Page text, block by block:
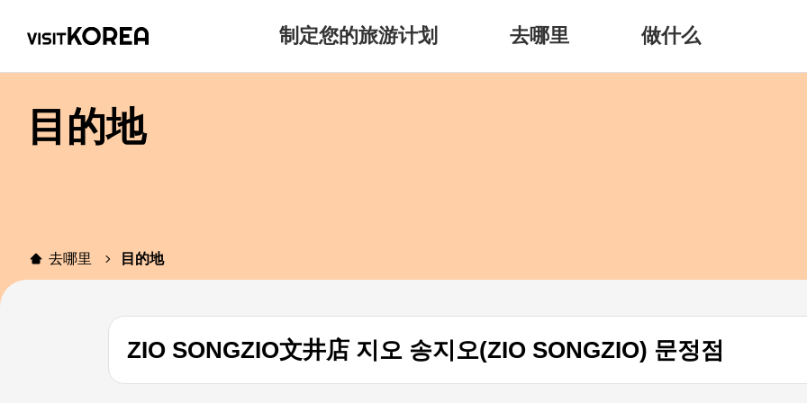
制定您的旅游计划 去哪里 做什么
目的地
去哪里 目的地
ZIO SONGZIO文井店 지오 송지오(ZIO SONGZIO) 문정점